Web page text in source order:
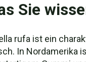
Sie
rufa ist ein
In Nordamerika